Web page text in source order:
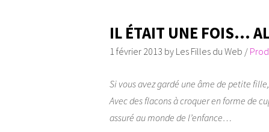
IL ÉTAIT UNE FOIS…
1 février 2013 by Les Filles du Web /
Si vous avez gardé une âme de petite
Avec des flacons à croquer en forme de
assuré au monde de l’enfance…